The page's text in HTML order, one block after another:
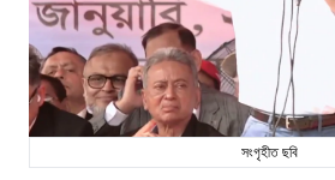
সংগৃহীত ছবি